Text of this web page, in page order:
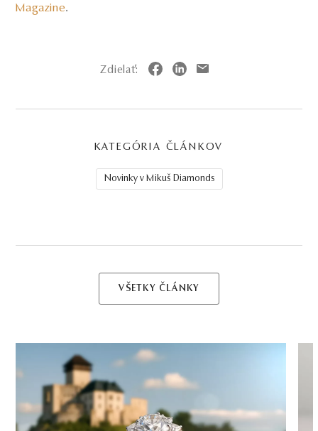
Magazine.
Zdielať:
KATEGÓRIA ČLÁNKOV
Novinky v Mikuš Diamonds
VŠETKY ČLÁNKY